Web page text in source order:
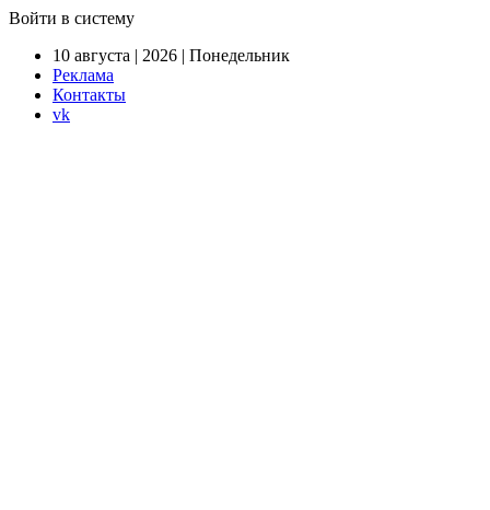
Войти в систему
10 августа | 2026 | Понедельник
Реклама
Контакты
vk